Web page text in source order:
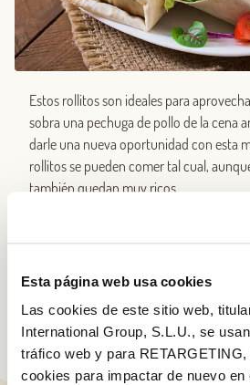
Esta página web usa cookies
Las cookies de este sitio web,
International Group, S.L.U., se
tráfico web y para
cookies para impactar de nuevo
Estos rollitos son ideales para
sobra una pechuga de pollo de la cena
darle una nueva oportunidad con esta
rollitos se pueden comer tal cual,
también quedan muy ricos.
¡Recuerda! Si los comes fríos puedes
colorido y una textura crujiente muy,